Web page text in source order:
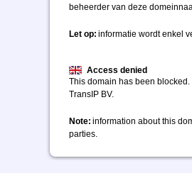
beheerder van deze
Let op: informatie wordt enkel
Access denied
This domain has been
TransIP BV.
Note: information about this
parties.